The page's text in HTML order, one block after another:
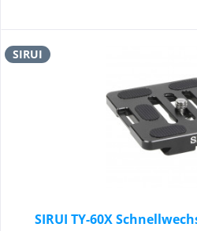
SIRUI
SIRUI TY-60X